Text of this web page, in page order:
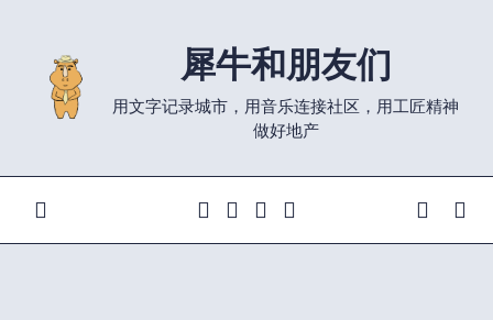
content
犀牛和朋友们
用文字记录城市，用音乐连接社区，用工匠精神
做好地产